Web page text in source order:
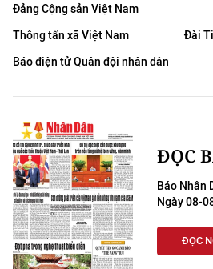
Đảng Cộng sản Việt Nam
Thông tấn xã Việt Nam
Đài
Báo điện tử Quân đội nhân dân
ĐỌC
Báo Nhân
Ngày 08-
ĐỌC